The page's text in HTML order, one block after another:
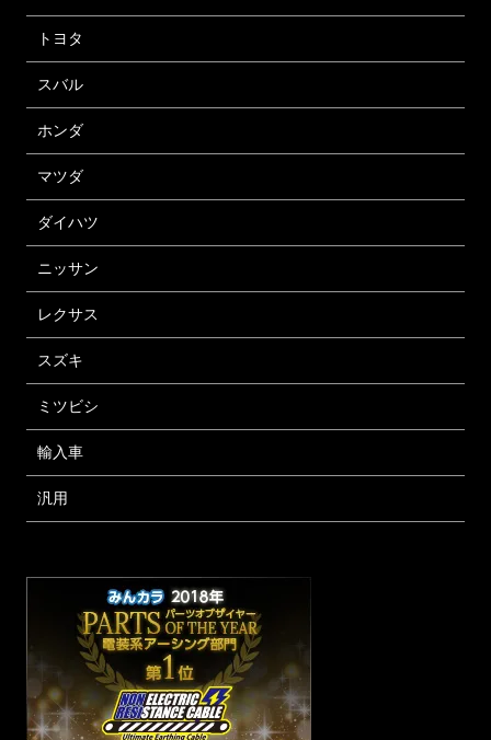
トヨタ
スバル
ホンダ
マツダ
ダイハツ
ニッサン
レクサス
スズキ
ミツビシ
輸入車
汎用